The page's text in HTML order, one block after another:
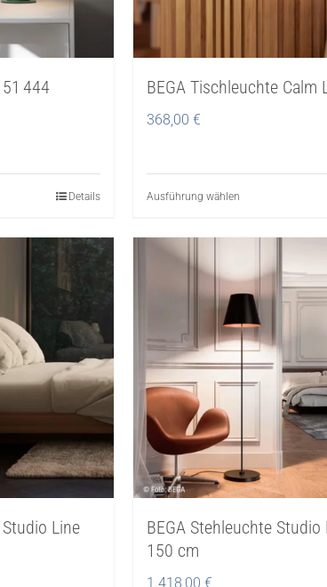
444
Details
BEGA Tischleuchte Calm
368,00 €
Ausführung wählenDieses
mehrere
Varianten
auf.
Die
Optionen
können
der
Produktseite
gewählt
Line
BEGA Stehleuchte Studio
150 cm
1.418,00 €